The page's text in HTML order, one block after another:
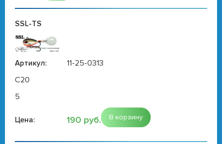
SSL-TS
Артикул:
11-25-0313
C20
5
Цена: 190 руб. В корзину